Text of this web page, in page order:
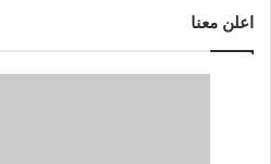
اعلن معنا